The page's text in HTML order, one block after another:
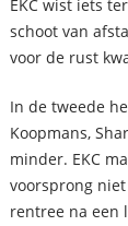
EKC wist iets
schoot van
voor de rust
In de tweede
Koopmans,
minder. EKC
voorsprong
rentree na een